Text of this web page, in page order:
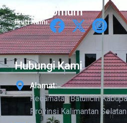
Bagian Umum
Ikuti Kami:
Hubungi Kami
Alamat:
Kecamatan Batulicin
Provinsi Kalimantan